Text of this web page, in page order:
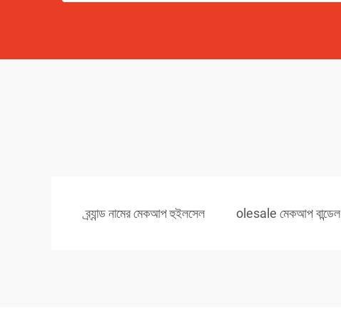
ব্র্যান্ড নামের মেকআপ হুইলসেল olesale মেকআপ বান্ডেল